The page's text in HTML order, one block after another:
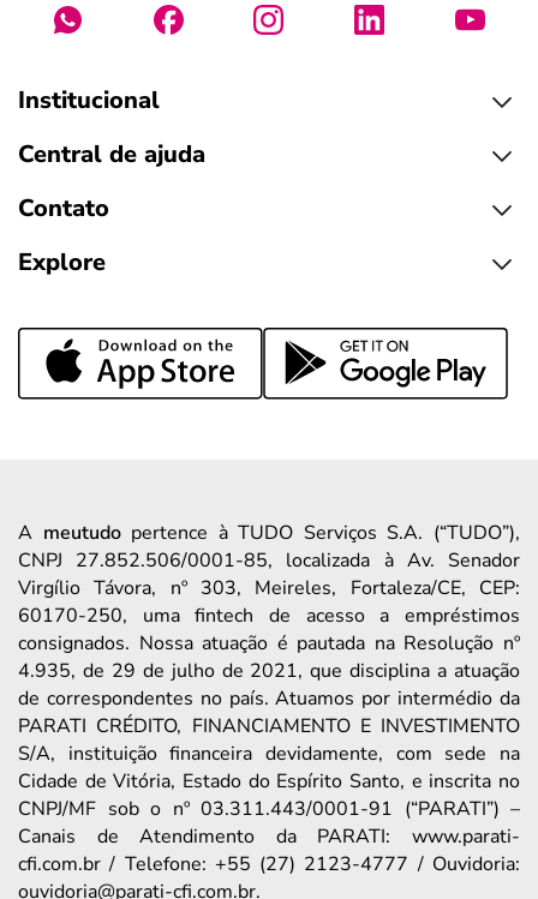
Institucional
Central de ajuda
Contato
Explore
A meutudopertence à TUDO Serviços S.A. (“TUDO”),
CNPJ 27.852.506/0001-85, localizada à Av. Senador
Virgílio Távora, nº 303, Meireles, Fortaleza/CE, CEP:
60170-250, uma fintech de acesso a empréstimos
consignados. Nossa atuação é pautada na Resolução nº
4.935, de 29 de julho de 2021, que disciplina a atuação
de correspondentes no país. Atuamos por intermédio da
PARATI CRÉDITO, FINANCIAMENTO E INVESTIMENTO
S/A, instituição financeira devidamente, com sede na
Cidade de Vitória, Estado do Espírito Santo, e inscrita no
CNPJ/MF sob o nº 03.311.443/0001-91 (“PARATI”) –
Canais de Atendimento da PARATI: www.parati-
cfi.com.br / Telefone: +55 (27) 2123-4777 / Ouvidoria:
ouvidoria@parati-cfi.com.br.